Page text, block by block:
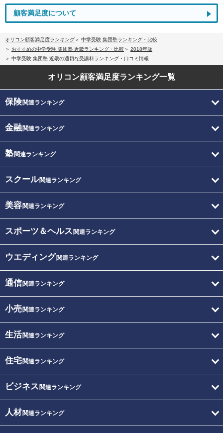
顧客満足度について
オリコン顧客満足度ランキング
中学受験 集団塾ランキング・比較
おすすめの中学受験 集団塾 近畿ランキング・比較
2018年版
中学受験 集団塾 近畿の適切な受講料ランキング・口コミ情報
オリコン顧客満足度ランキング一覧
保険関連ランキング
金融関連ランキング
塾関連ランキング
スクール関連ランキング
美容関連ランキング
スポーツ＆ヘルス 関連ランキング
ウエディング関連ランキング
通信関連ランキング
小売関連ランキング
生活関連ランキング
住宅関連ランキング
ビジネス 関連ランキング
人材関連ランキング